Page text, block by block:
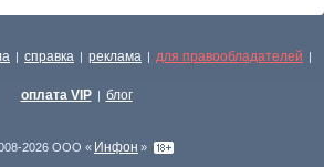
| справка | реклама | для правообладателей |
оплата VIP | блог
2026 ООО « Инфон »